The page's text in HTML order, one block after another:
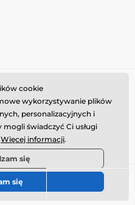
Kim jesteśmy
O nas
Dane kontaktowe
Współpraca z Galamodino
e-sklep
cookie
wykorzystywanie plików
personalizacyjnych i
świadczyć Ci usługi
Więcej informacji.
się
się